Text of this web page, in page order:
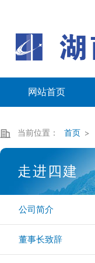
网站首页
当前位置： 首页
走进四建
公司简介
董事长致辞